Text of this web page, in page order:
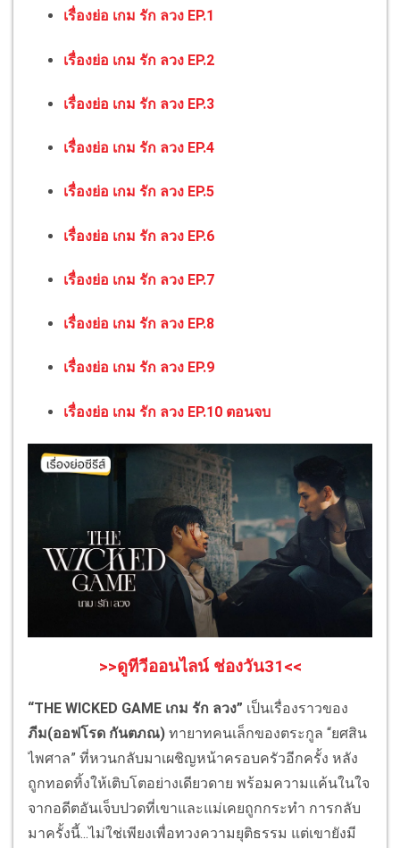
เรื่องย่อ เกม รัก ลวง EP.1
เรื่องย่อ เกม รัก ลวง EP.2
เรื่องย่อ เกม รัก ลวง EP.3
เรื่องย่อ เกม รัก ลวง EP.4
เรื่องย่อ เกม รัก ลวง EP.5
เรื่องย่อ เกม รัก ลวง EP.6
เรื่องย่อ เกม รัก ลวง EP.7
เรื่องย่อ เกม รัก ลวง EP.8
เรื่องย่อ เกม รัก ลวง EP.9
เรื่องย่อ เกม รัก ลวง EP.10 ตอนจบ
>>ดูทีวีออนไลน์ ช่องวัน31<<
“THE WICKED GAME เกม รัก ลวง” เป็นเรื่องราวของ
ภีม(ออฟโรด กันตภณ) ทายาทคนเล็กของตระกูล “ยศสิน
ไพศาล” ที่หวนกลับมาเผชิญหน้าครอบครัวอีกครั้ง หลัง
ถูกทอดทิ้งให้เติบโตอย่างเดียวดาย พร้อมความแค้นในใจ
จากอดีตอันเจ็บปวดที่เขาและแม่เคยถูกกระทำ การกลับ
มาครั้งนี้...ไม่ใช่เพียงเพื่อทวงความยุติธรรม แต่เขายังมี